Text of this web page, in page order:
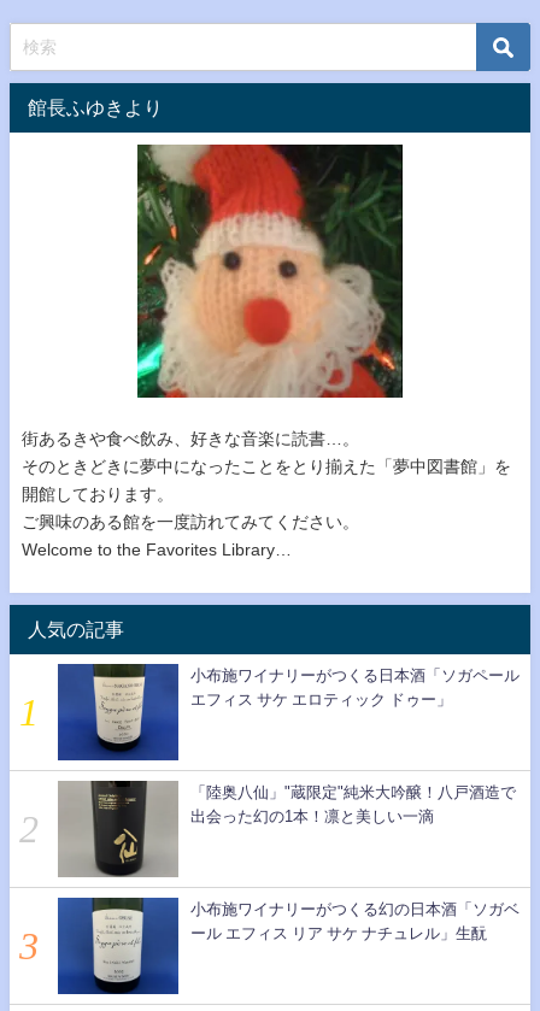
館長ふゆきより
街あるきや食べ飲み、好きな音楽に読書…。
そのときどきに夢中になったことをとり揃えた「夢中図書館」を
開館しております。
ご興味のある館を一度訪れてみてください。
Welcome to the Favorites Library…
人気の記事
小布施ワイナリーがつくる日本酒「ソガペール
エフィス サケ エロティック ドゥー」
「陸奥八仙」"蔵限定"純米大吟醸！八戸酒造で
出会った幻の1本！凛と美しい一滴
小布施ワイナリーがつくる幻の日本酒「ソガベ
ール エフィス リア サケ ナチュレル」生酛